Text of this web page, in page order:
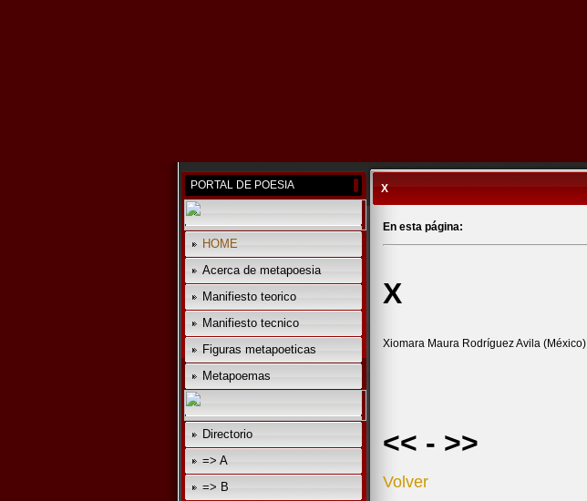
PORTAL DE POESIA
HOME
Acerca de metapoesia
Manifiesto teorico
Manifiesto tecnico
Figuras metapoeticas
Metapoemas
Directorio
=> A
=> B
X
En esta página:
X
Xiomara Maura Rodríguez Avila (México)
<< - >>
Volver